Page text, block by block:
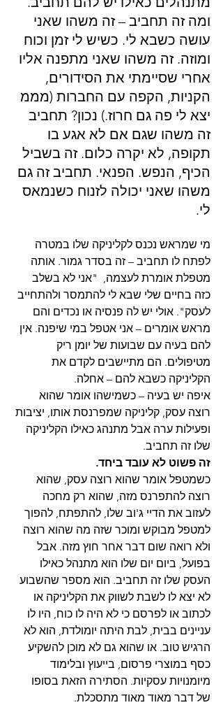
ומה זה תחביב – זה משהו שאני
עושה כשבא לי. כשיש לי זמן וכוח
ומוזה. זה משהו שאני מתפנה אליו
אחרי שסיימתי את הסידורים,
הקניות, הקפה עם החברות (מממ
יצא לי פה גם חרוז.) נכון? תחביב
זה משהו שגם אם לא אגע בו
תקופה, לא יקרה כלום. זה בשביל
הכיף, הנפש. הפנאי. תחביב זה גם
משהו שאני יכולה לזנוח כשנמאס
לי.
מי שמראש נכנס לקליניקה שלו במטרה
לפתח לו תחביב – זה בסדר גמור. אותה
מטפלת אומרת לעצמה,  "אני לא בשלב
כזה בחיים שלי שבא לי להתמסר ולהתחייב
לעסק". אולי יש לה פנסיה או נכדים והם
מראש אומרים – אני אטפל במי שיפנה. אין
להם בעיה עם שבועות של יומן ריק
מטיפולים. הם מתיישבים לקדם את
הקליניקה כשבא להם – אחלה.
איפה יש בעיה – כשמישהו אומר שהוא
רוצה עסק, קליניקה שמפרנסת אותו, יציבות
ופעילות ערה אבל מתנהג כאילו הקליניקה
שלו זה תחביב.
זה פשוט לא עובד ביחד.
כשמטפל אומר שהוא רוצה עסק, שהוא
רוצה להתפרנס מזה, שהוא רק מחכה
לעזוב את הדיי ג'וב שלו, להתפתח, להפוך
למטפל מבוקש ומוכר שזה מה שהוא רוצה
ולא רואה שום דבר אחר חוץ מזה. אבל
בפועל, ביום יום שלו הוא מתנהל כאילו
העסק שלו זה תחביב. הוא מספר שהשבוע
לא יצא לו לשבת לשווק את הקליניקה או
לכתוב או לפרסם כי לא היה לו כוח, היו לו
עניינים בבית, לבת היתה יומולדת, הוא לא
הרגיש טוב. או שהוא גם לא מוכן להשקיע
כסף במוצרי פרסום, בייעוץ ובלימוד
מיומנויות עסקיות. הסתירה הזאת בסופו
של דבר מאוד מאוד מתסכלת.